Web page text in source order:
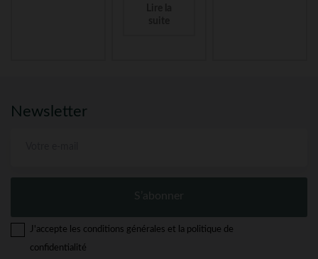
Newsletter
S’abonner
J'accepte les conditions générales et la politique de
confidentialité